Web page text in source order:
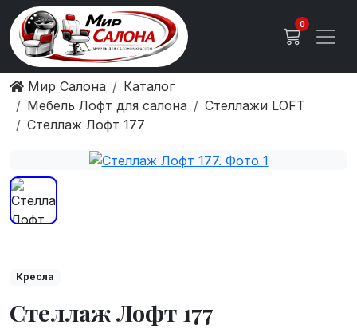
0
Мир Салона
Каталог
Мебель Лофт для салона
Стеллажи LOFT
Стеллаж Лофт 177
Кресла
Стеллаж Лофт 177